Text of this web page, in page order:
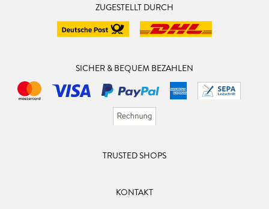
ZUGESTELLT DURCH
SICHER & BEQUEM BEZAHLEN
TRUSTED SHOPS
KONTAKT